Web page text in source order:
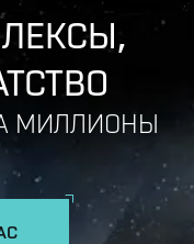
МИЛЛИОНЫ